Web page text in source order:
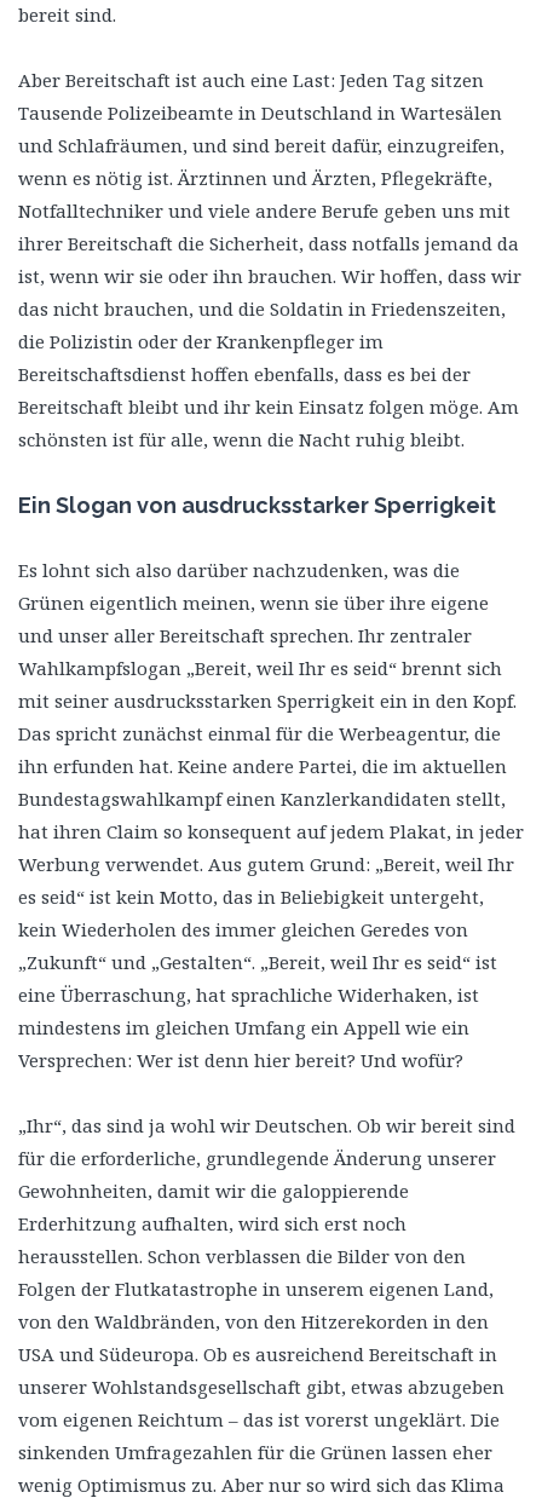
bereit sind.
Aber Bereitschaft ist auch eine Last: Jeden Tag sitzen
Tausende Polizeibeamte in Deutschland in Wartesälen
und Schlafräumen, und sind bereit dafür, einzugreifen,
wenn es nötig ist. Ärztinnen und Ärzten, Pflegekräfte,
Notfalltechniker und viele andere Berufe geben uns mit
ihrer Bereitschaft die Sicherheit, dass notfalls jemand da
ist, wenn wir sie oder ihn brauchen. Wir hoffen, dass wir
das nicht brauchen, und die Soldatin in Friedenszeiten,
die Polizistin oder der Krankenpfleger im
Bereitschaftsdienst hoffen ebenfalls, dass es bei der
Bereitschaft bleibt und ihr kein Einsatz folgen möge. Am
schönsten ist für alle, wenn die Nacht ruhig bleibt.
Ein Slogan von ausdrucksstarker Sperrigkeit
Es lohnt sich also darüber nachzudenken, was die
Grünen eigentlich meinen, wenn sie über ihre eigene
und unser aller Bereitschaft sprechen. Ihr zentraler
Wahlkampfslogan „Bereit, weil Ihr es seid“ brennt sich
mit seiner ausdrucksstarken Sperrigkeit ein in den Kopf.
Das spricht zunächst einmal für die Werbeagentur, die
ihn erfunden hat. Keine andere Partei, die im aktuellen
Bundestagswahlkampf einen Kanzlerkandidaten stellt,
hat ihren Claim so konsequent auf jedem Plakat, in jeder
Werbung verwendet. Aus gutem Grund: „Bereit, weil Ihr
es seid“ ist kein Motto, das in Beliebigkeit untergeht,
kein Wiederholen des immer gleichen Geredes von
„Zukunft“ und „Gestalten“. „Bereit, weil Ihr es seid“ ist
eine Überraschung, hat sprachliche Widerhaken, ist
mindestens im gleichen Umfang ein Appell wie ein
Versprechen: Wer ist denn hier bereit? Und wofür?
„Ihr“, das sind ja wohl wir Deutschen. Ob wir bereit sind
für die erforderliche, grundlegende Änderung unserer
Gewohnheiten, damit wir die galoppierende
Erderhitzung aufhalten, wird sich erst noch
herausstellen. Schon verblassen die Bilder von den
Folgen der Flutkatastrophe in unserem eigenen Land,
von den Waldbränden, von den Hitzerekorden in den
USA und Südeuropa. Ob es ausreichend Bereitschaft in
unserer Wohlstandsgesellschaft gibt, etwas abzugeben
vom eigenen Reichtum – das ist vorerst ungeklärt. Die
sinkenden Umfragezahlen für die Grünen lassen eher
wenig Optimismus zu. Aber nur so wird sich das Klima